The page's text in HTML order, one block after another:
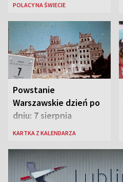
POLACY NA ŚWIECIE
Powstanie
Warszawskie dzień po
dniu: 7 sierpnia
KARTKA Z KALENDARZA